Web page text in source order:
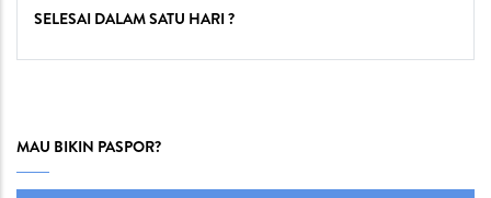
SELESAI DALAM SATU HARI ?
MAU BIKIN PASPOR?